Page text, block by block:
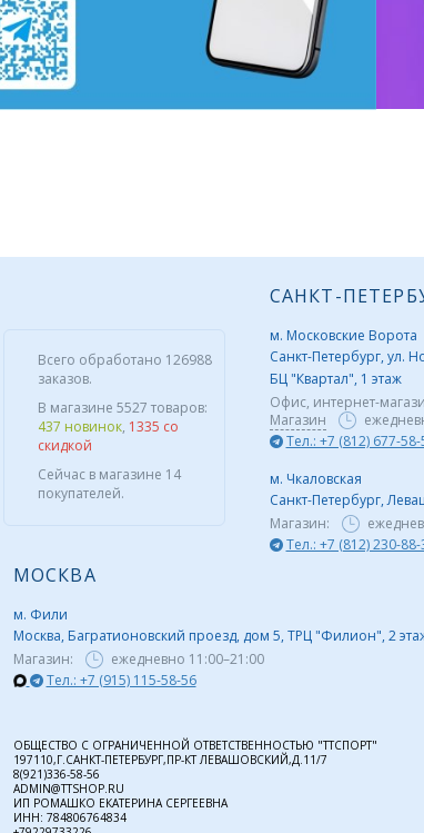
Всего обработано 126988
заказов.
В магазине 5527 товаров:
437 новинок, 1335 со
скидкой
Сейчас в магазине 14
покупателей.
САНКТ-
м. Московские Ворота
Санкт-Петербург, ул.
БЦ "Квартал", 1 этаж
Офис, интернет-
Магазин
Тел.: +7 (812) 677-58-
м. Чкаловская
Санкт-Петербург,
Магазин:
Тел.: +7 (812) 230-88-
МОСКВА
м. Фили
Москва, Багратионовский проезд, дом 5, ТРЦ "Филион", 2
Магазин:
ежедневно 11:00–21:00
Тел.: +7 (915) 115-58-56
ОБЩЕСТВО С ОГРАНИЧЕННОЙ ОТВЕТСТВЕННОСТЬЮ "ТТСПОРТ"
197110,Г.САНКТ-ПЕТЕРБУРГ,ПР-КТ ЛЕВАШОВСКИЙ,Д.11/7
8(921)336-58-56
ADMIN@TTSHOP.RU
ИП РОМАШКО ЕКАТЕРИНА СЕРГЕЕВНА
ИНН: 784806764834